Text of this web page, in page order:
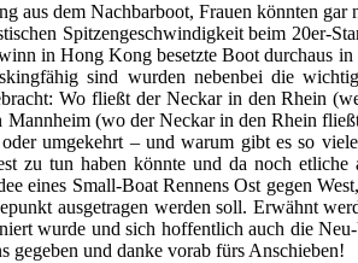
aus dem Nachbarboot, Frauen könnten
Spitzengeschwindigkeit beim 20er-
in Hong Kong besetzte Boot durchaus
sind wurden nebenbei die
Wo fließt der Neckar in den Rhein
Mannheim (wo der Neckar in den Rhein
umgekehrt – und warum gibt es so
zu tun haben könnte und da noch etliche
eines Small-Boat Rennens Ost gegen
ausgetragen werden soll. Erwähnt
wurde und sich hoffentlich auch die
gegeben und danke vorab fürs Anschieben!